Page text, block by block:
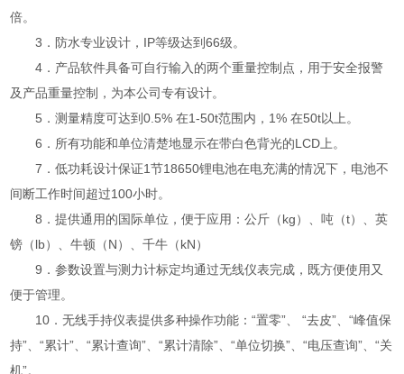
倍。
3．防水专业设计，IP等级达到66级。
4．产品软件具备可自行输入的两个重量控制点，用于安全报警
及产品重量控制，为本公司专有设计。
5．测量精度可达到0.5% 在1-50t范围内，1% 在50t以上。
6．所有功能和单位清楚地显示在带白色背光的LCD上。
7．低功耗设计保证1节18650锂电池在电充满的情况下，电池不
间断工作时间超过100小时。
8．提供通用的国际单位，便于应用：公斤（kg）、吨（t）、英
镑（lb）、牛顿（N）、千牛（kN）
9．参数设置与测力计标定均通过无线仪表完成，既方便使用又
便于管理。
10．无线手持仪表提供多种操作功能：“置零”、 “去皮”、“峰值保
持”、“累计”、“累计查询”、“累计清除”、“单位切换”、“电压查询”、“关
机”。